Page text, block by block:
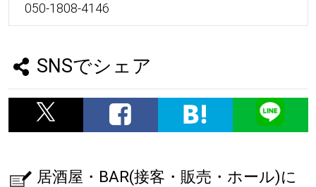
050-1808-4146
SNSでシェア
居酒屋・BAR(接客・販売・ホール)に